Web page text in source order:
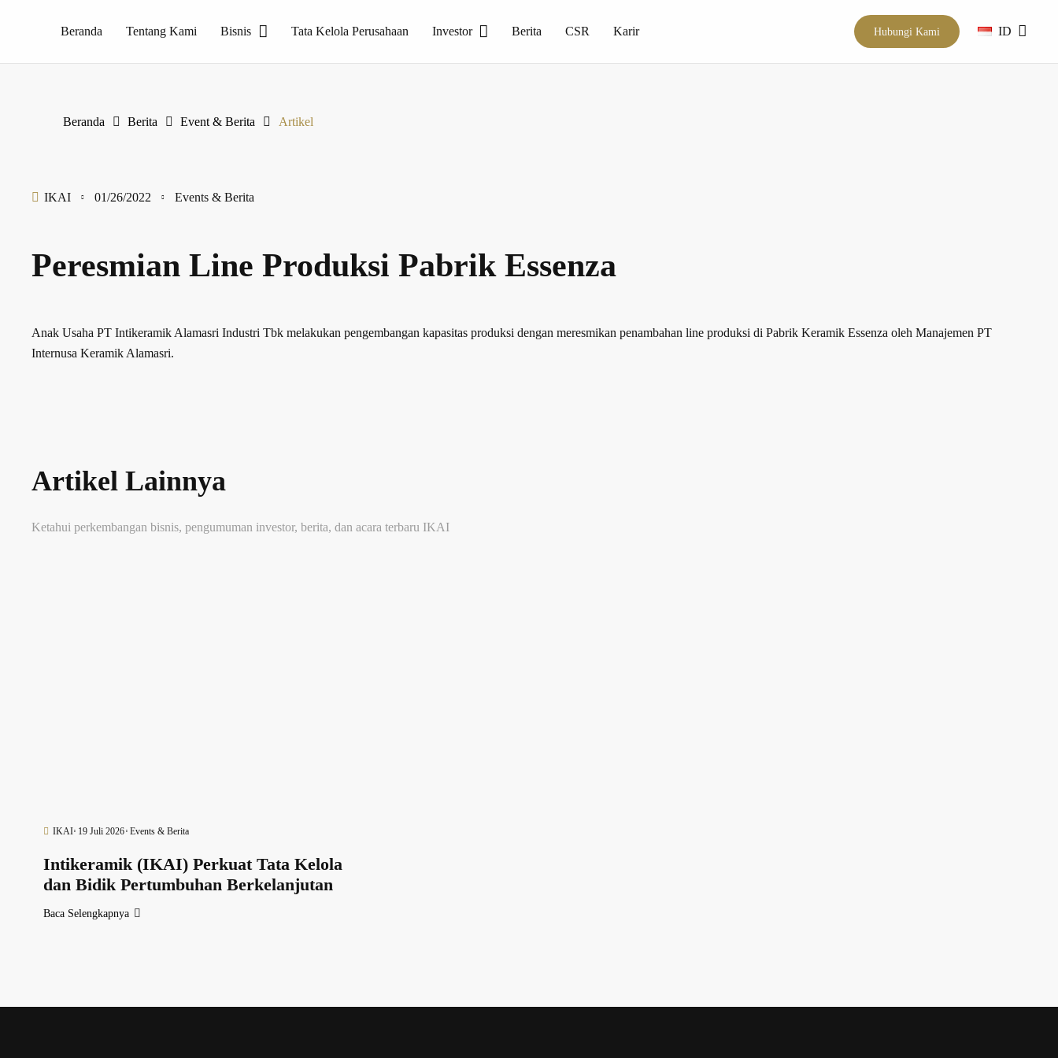
Beranda Tentang Kami Bisnis Tata Kelola Perusahaan Investor Berita CSR Karir Hubungi Kami ID
Beranda Berita Event & Berita Artikel
IKAI 01/26/2022 Events & Berita
Peresmian Line Produksi Pabrik Essenza
Anak Usaha PT Intikeramik Alamasri Industri Tbk melakukan pengembangan kapasitas produksi dengan meresmikan penambahan line produksi di Pabrik Keramik Essenza oleh Manajemen PT
Internusa Keramik Alamasri.
Artikel Lainnya
Ketahui perkembangan bisnis, pengumuman investor, berita, dan acara terbaru IKAI
IKAI 19 Juli 2026 Events & Berita
Intikeramik (IKAI) Perkuat Tata Kelola
dan Bidik Pertumbuhan Berkelanjutan
Baca Selengkapnya